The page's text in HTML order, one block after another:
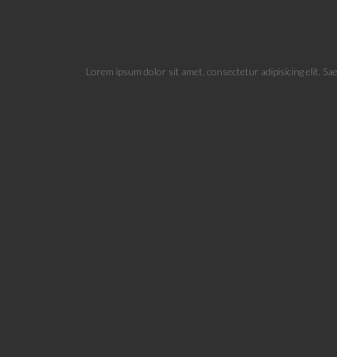
Lorem ipsum dolor sit amet, consectetur adipisicing elit.